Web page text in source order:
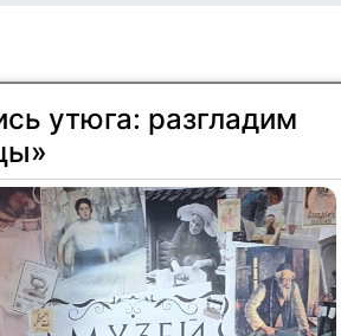
утюга: разгладим